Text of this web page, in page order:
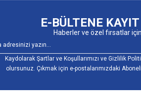
E-BÜLTENE
Haberler ve özel fırsatlar
Kaydolarak Şartlar ve Koşullarımızı ve Gizlilik
olursunuz. Çıkmak için e-postalarımızdaki